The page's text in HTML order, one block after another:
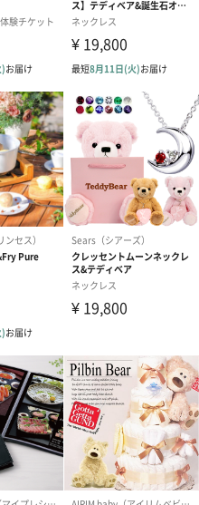
、世界に一つだけのカシミヤ
きます。